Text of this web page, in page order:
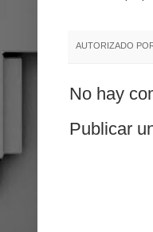
AUTORIZADO
No hay
Publicar